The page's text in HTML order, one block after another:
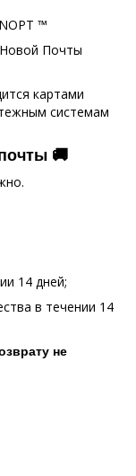
™
Почты
картами
системам
🚚
14 дней;
в течении 14
не